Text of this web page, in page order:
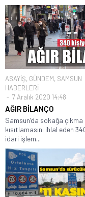
ASAYİŞ, GÜNDEM, SAMSUN
HABERLERİ
7 Aralık 2020 14:48
AĞIR BİLANÇO
Samsun’da sokağa çıkma
kısıtlamasını ihlal eden
idari işlem...